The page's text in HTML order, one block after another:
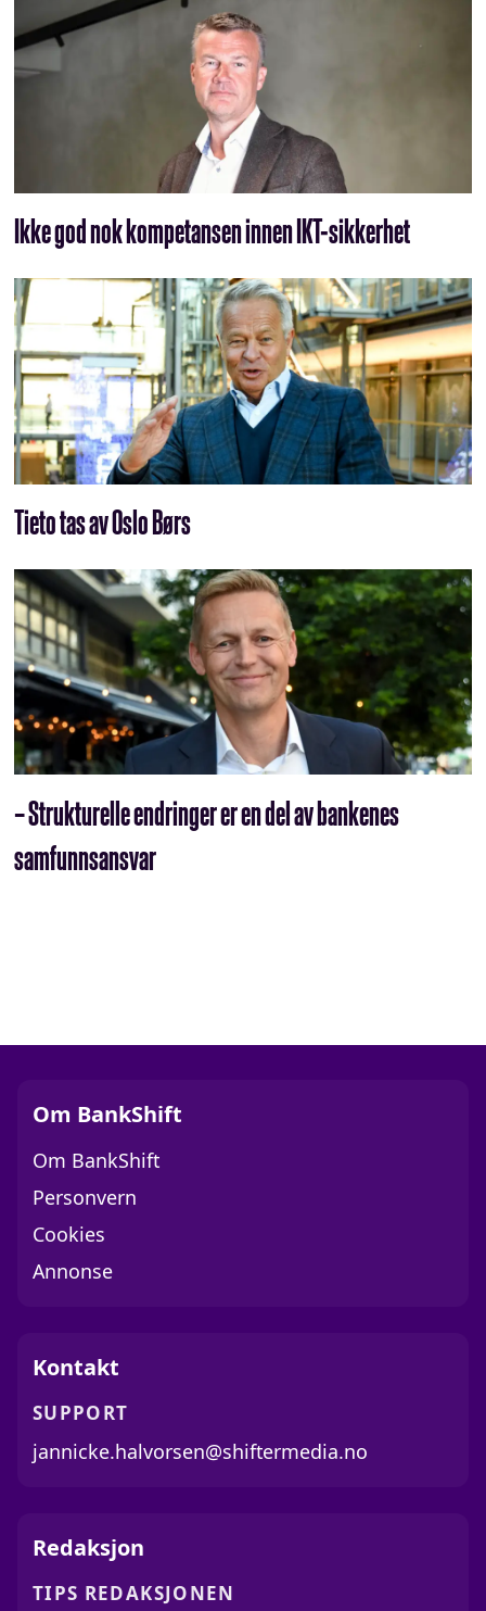
Ikke god nok kompetansen innen IKT-sikkerhet
Tieto tas av Oslo Børs
– Strukturelle endringer er en del av bankenes
samfunnsansvar
Om BankShift
Om BankShift
Personvern
Cookies
Annonse
Kontakt
SUPPORT
jannicke.halvorsen@shiftermedia.no
Redaksjon
TIPS REDAKSJONEN